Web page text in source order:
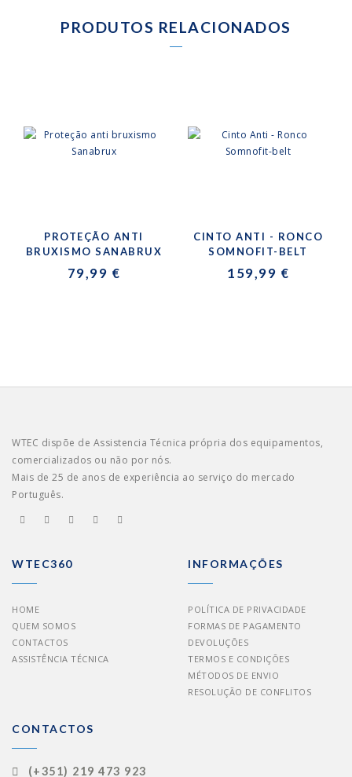
PRODUTOS RELACIONADOS
PROTEÇÃO ANTI
BRUXISMO SANABRUX
79,99 €
CINTO ANTI - RONCO
SOMNOFIT-BELT
159,99 €
WTEC dispõe de Assistencia Técnica própria dos equipamentos,
comercializados ou não por nós.
Mais de 25 de anos de experiência ao serviço do mercado
Português.
WTEC360
HOME
QUEM SOMOS
CONTACTOS
ASSISTÊNCIA TÉCNICA
INFORMAÇÕES
POLÍTICA DE PRIVACIDADE
FORMAS DE PAGAMENTO
DEVOLUÇÕES
TERMOS E CONDIÇÕES
MÉTODOS DE ENVIO
RESOLUÇÃO DE CONFLITOS
CONTACTOS
(+351) 219 473 923